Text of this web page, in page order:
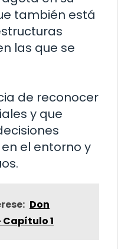
también está
las que se
de reconocer
y que
el entorno y
Don
1